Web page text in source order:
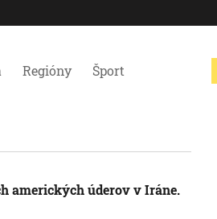
Regióny Šport
amerických úderov v Iráne.